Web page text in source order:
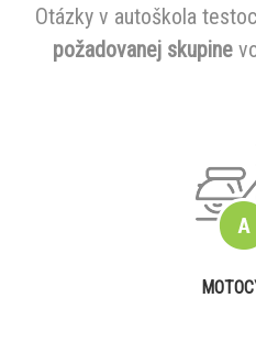
Otázky v autoškola
požadovanej skupine